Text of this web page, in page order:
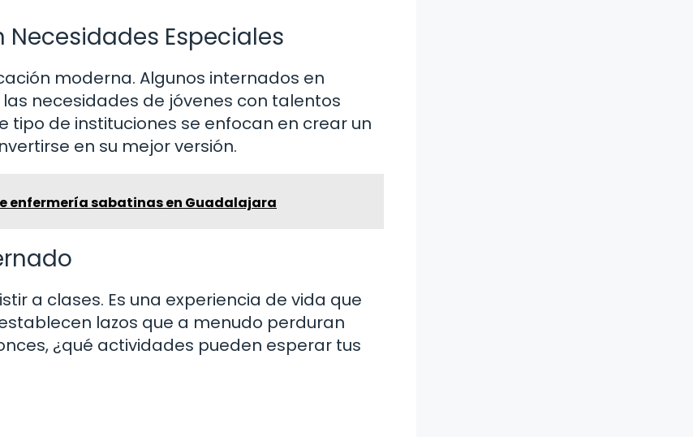
Especiales
moderna. Algunos internados en
necesidades de jóvenes con talentos
tipo de instituciones se enfocan en crear un
en su mejor versión.
enfermería sabatinas en Guadalajara
a clases. Es una experiencia de vida que
lazos que a menudo perduran
¿qué actividades pueden esperar tus